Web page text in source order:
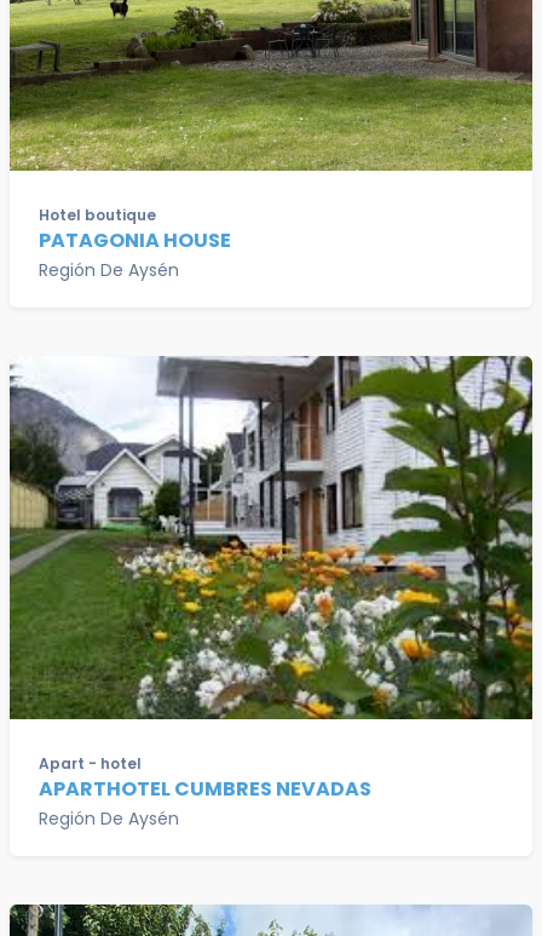
Hotel boutique
PATAGONIA HOUSE
Región De Aysén
Apart - hotel
APARTHOTEL CUMBRES NEVADAS
Región De Aysén